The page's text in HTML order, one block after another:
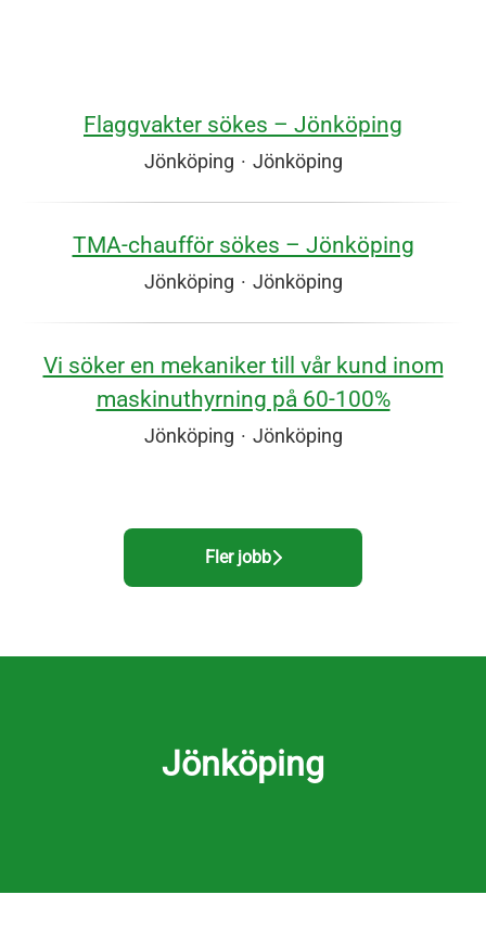
Flaggvakter sökes – Jönköping
Jönköping · Jönköping
TMA‑chaufför sökes – Jönköping
Jönköping · Jönköping
Vi söker en mekaniker till vår kund inom
maskinuthyrning på 60-100%
Jönköping · Jönköping
Fler jobb
Jönköping